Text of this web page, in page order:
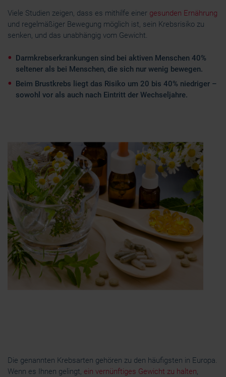
Viele Studien zeigen, dass es mithilfe einer gesunden Ernährung
und regelmäßiger Bewegung möglich ist, sein Krebsrisiko zu
senken, und das unabhängig vom Gewicht.
Darmkrebserkrankungen sind bei aktiven Menschen 40%
seltener als bei Menschen, die sich nur wenig bewegen.
Beim Brustkrebs liegt das Risiko um 20 bis 40% niedriger –
sowohl vor als auch nach Eintritt der Wechseljahre.
Die genannten Krebsarten gehören zu den häufigsten in Europa.
Wenn es Ihnen gelingt, ein vernünftiges Gewicht zu halten,